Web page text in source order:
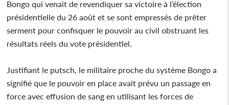
Bongo qui venait de revendiquer sa victoire à l’élection
présidentielle du 26 août et se sont empressés de prêter
serment pour confisquer le pouvoir au civil obstruant les
résultats réels du vote présidentiel.
Justifiant le putsch, le militaire proche du système Bongo a
signifié que le pouvoir en place avait prévu un passage en
force avec effusion de sang en utilisant les forces de